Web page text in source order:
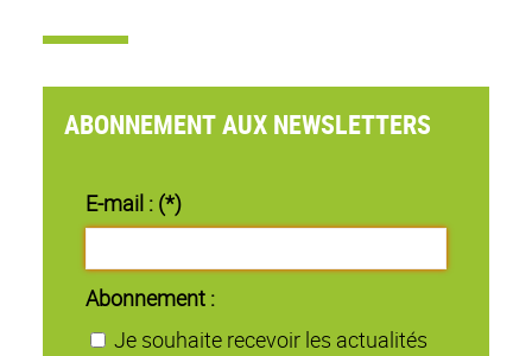
ABONNEMENT AUX NEWSLETTERS
E-mail : (*)
Abonnement :
Je souhaite recevoir les actualités